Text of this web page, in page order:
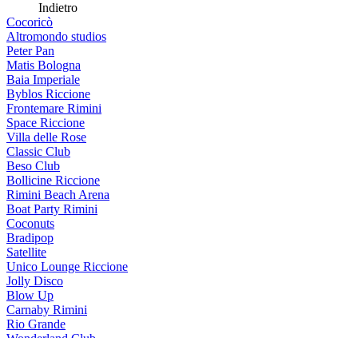
Indietro
Cocoricò
Altromondo studios
Peter Pan
Matis Bologna
Baia Imperiale
Byblos Riccione
Frontemare Rimini
Space Riccione
Villa delle Rose
Classic Club
Beso Club
Bollicine Riccione
Rimini Beach Arena
Boat Party Rimini
Coconuts
Bradipop
Satellite
Unico Lounge Riccione
Jolly Disco
Blow Up
Carnaby Rimini
Rio Grande